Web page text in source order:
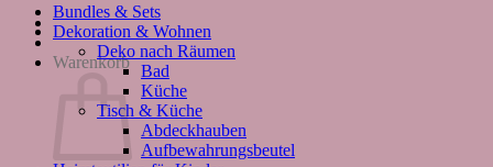
Warenkorb
Bundles & Sets
Dekoration & Wohnen
Deko nach Räumen
Bad
Küche
Tisch & Küche
Abdeckhauben
Aufbewahrungsbeutel